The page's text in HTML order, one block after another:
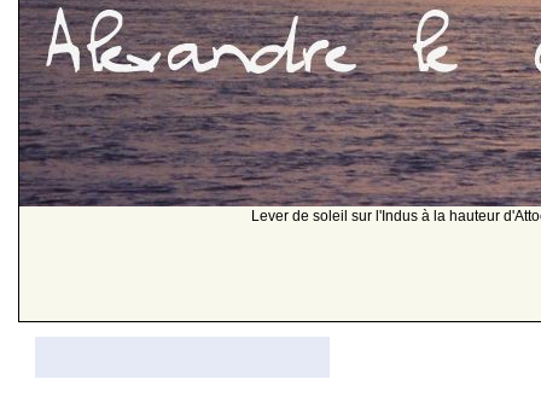
Lever de soleil sur l'Indus à la hauteur